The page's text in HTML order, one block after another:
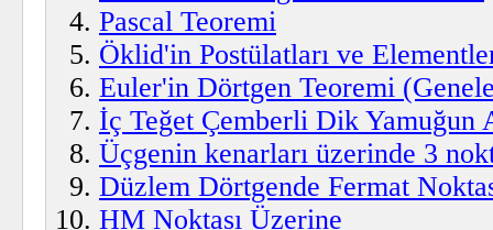
Pascal Teoremi
Öklid'in Postülatları ve
Euler'in Dörtgen Teoremi
İç Teğet Çemberli Dik Yamuğun
Üçgenin kenarları üzerinde 3
Düzlem Dörtgende Fermat
HM Noktası Üzerine